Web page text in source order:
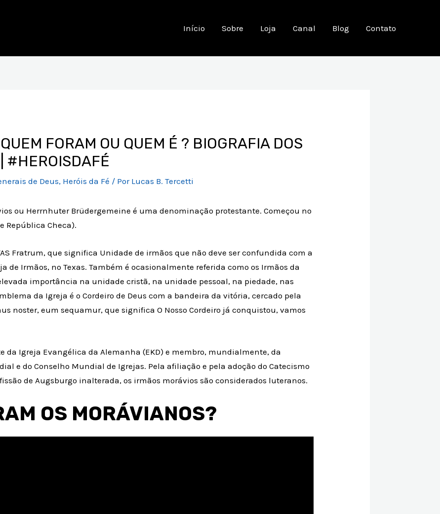
Início Sobre Loja Canal Blog Contato
FORAM OU QUEM É ? BIOGRAFIA DOS
#HEROISDAFÉ
de Deus, Heróis da Fé / Por Lucas B. Tercetti
ou Herrnhuter Brüdergemeine é uma denominação protestante. Começou no
República Checa).
Fratrum, que significa Unidade de irmãos que não deve ser confundida com a
de Irmãos, no Texas. Também é ocasionalmente referida como os Irmãos da
importância na unidade cristã, na unidade pessoal, na piedade, nas
da Igreja é o Cordeiro de Deus com a bandeira da vitória, cercado pela
noster, eum sequamur, que significa O Nosso Cordeiro já conquistou, vamos
da Igreja Evangélica da Alemanha (EKD) e membro, mundialmente, da
e do Conselho Mundial de Igrejas. Pela afiliação e pela adoção do Catecismo
de Augsburgo inalterada, os irmãos morávios são considerados luteranos.
OS MORÁVIANOS?